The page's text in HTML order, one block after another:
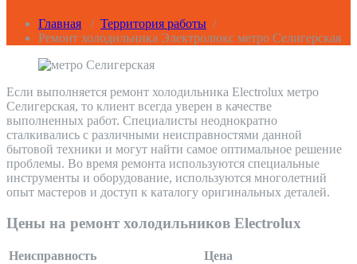
Главная / Территория работы /
Ремонт холодильника Электролюкс метро Селигерская
Если выполняется ремонт холодильника Electrolux метро
Селигерская, то клиент всегда уверен в качестве
выполненных работ. Специалисты неоднократно
сталкивались с различными неисправностями данной
бытовой техники и могут найти самое оптимальное решение
проблемы. Во время ремонта используются специальные
инструменты и оборудование, используются многолетний
опыт мастеров и доступ к каталогу оригинальных деталей.
Цены на ремонт холодильников Electrolux
Неисправность
Цена